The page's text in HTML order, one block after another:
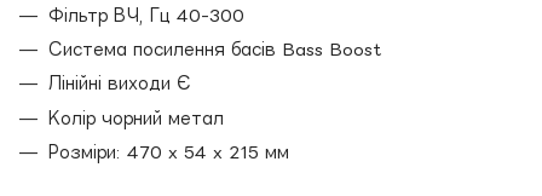
Фільтр ВЧ, Гц 40-300
Система посилення басів Bass Boost
Лінійні виходи Є
Колір чорний метал
Розміри: 470 x 54 x 215 мм